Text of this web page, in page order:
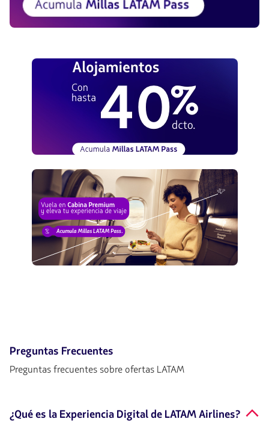
Preguntas Frecuentes
Preguntas frecuentes sobre ofertas LATAM
¿Qué es la Experiencia Digital de LATAM Airlines?